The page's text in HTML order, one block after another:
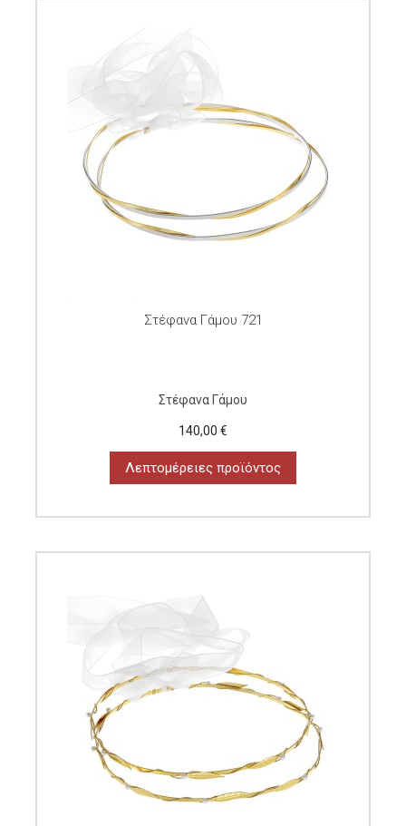
Στέφανα Γάμου 721
Στέφανα Γάμου
140,00 €
Λεπτομέρειες προϊόντος